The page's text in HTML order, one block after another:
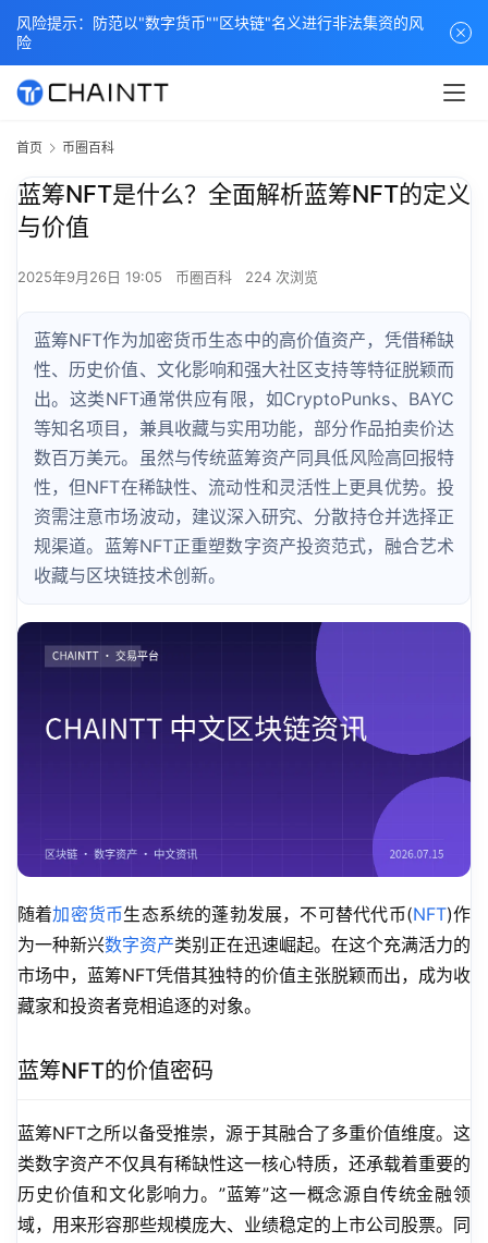
首页 币圈百科
蓝筹NFT是什么？全面解析蓝筹NFT的定义
与价值
2025年9月26日 19:05 币圈百科 224 次浏览
蓝筹NFT作为加密货币生态中的高价值资产，凭借稀缺
性、历史价值、文化影响和强大社区支持等特征脱颖而
出。这类NFT通常供应有限，如CryptoPunks、BAYC
等知名项目，兼具收藏与实用功能，部分作品拍卖价达
数百万美元。虽然与传统蓝筹资产同具低风险高回报特
性，但NFT在稀缺性、流动性和灵活性上更具优势。投
资需注意市场波动，建议深入研究、分散持仓并选择正
规渠道。蓝筹NFT正重塑数字资产投资范式，融合艺术
收藏与区块链技术创新。
随着加密货币生态系统的蓬勃发展，不可替代代币(NFT)作
为一种新兴数字资产类别正在迅速崛起。在这个充满活力的
市场中，蓝筹NFT凭借其独特的价值主张脱颖而出，成为收
藏家和投资者竞相追逐的对象。
蓝筹NFT的价值密码
蓝筹NFT之所以备受推崇，源于其融合了多重价值维度。这
类数字资产不仅具有稀缺性这一核心特质，还承载着重要的
历史价值和文化影响力。”蓝筹”这一概念源自传统金融领
域，用来形容那些规模庞大、业绩稳定的上市公司股票。同
风险提示：防范以"数字货币""区块链"名义进行非法集资的风
险